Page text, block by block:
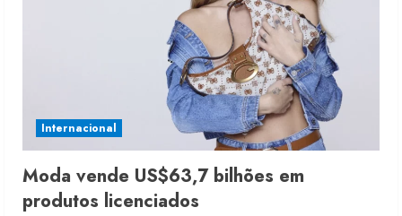
Internacional
Moda vende US$63,7 bilhões em
produtos licenciados